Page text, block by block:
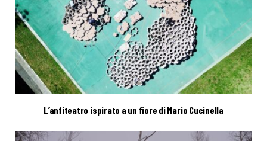
L’anfiteatro ispirato a un fiore di Mario Cucinella